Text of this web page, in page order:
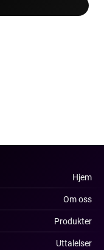
Hjem
Om oss
Produkter
Uttalelser